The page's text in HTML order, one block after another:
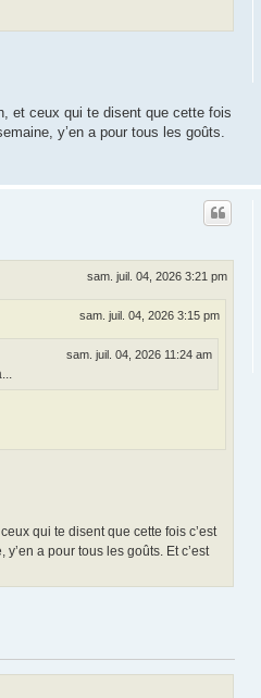
et ceux qui te disent que cette fois
y’en a pour tous les goûts.
sam. juil. 04, 2026 3:21 pm
sam. juil. 04, 2026 3:15 pm
sam. juil. 04, 2026 11:24 am
qui te disent que cette fois c’est
a pour tous les goûts. Et c’est